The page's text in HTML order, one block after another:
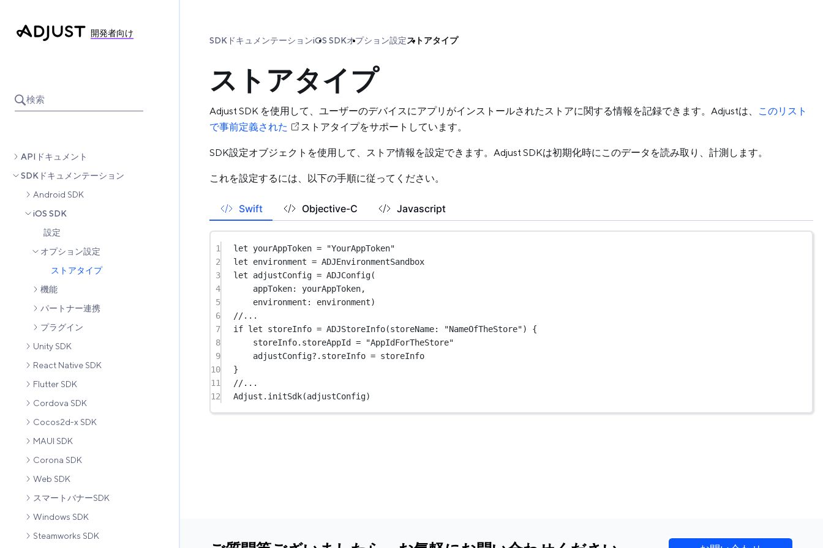
開発者向け
検索
APIドキュメント
SDKドキュメンテーション
Android SDK
iOS SDK
設定
オプション設定
ストアタイプ
機能
パートナー連携
プラグイン
Unity SDK
React Native SDK
Flutter SDK
Cordova SDK
Cocos2d-x SDK
MAUI SDK
Corona SDK
Web SDK
スマートバナーSDK
Windows SDK
Steamworks SDK
SDKドキュメンテーションiOS SDKオプション設定ストアタイプ
ストアタイプ
Adjust SDK を使用して、ユーザーのデバイスにアプリがインストールされたストアに関する情報を記録できます。Adjustは、
このリスト
で事前定義された
ストアタイプをサポートしています。
SDK設定オブジェクトを使用して、ストア情報を設定できます。Adjust SDKは初期化時にこのデータを読み取り、計測します。
これを設定するには、以下の手順に従ってください。
Swift Objective-C Javascript
1 let yourAppToken =
"YourAppToken"
2
let environment = ADJEnvironmentSandbox
3
let adjustConfig = ADJConfig(
4
appToken: yourAppToken,
5
environment : environment)
6
//...
7
if let storeInfo = ADJStoreInfo(storeName: "NameOfTheStore") {
8
storeInfo.storeAppId =
"AppIdForTheStore"
9
adjustConfig? .storeInfo = storeInfo
10
}
11
//...
12
Adjust. initSdk(adjustConfig)